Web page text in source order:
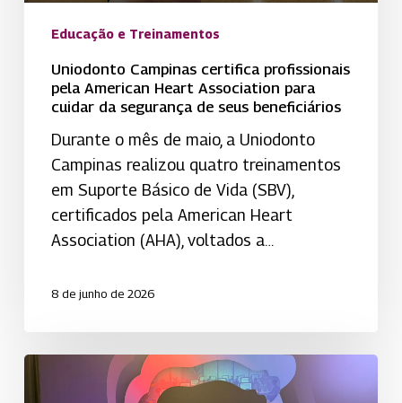
segurança
seus
beneficiários
Educação e Treinamentos
Uniodonto Campinas certifica profissionais
pela American Heart Association para
cuidar da segurança de seus beneficiários
Durante o mês de maio, a Uniodonto
Campinas realizou quatro treinamentos
em Suporte Básico de Vida (SBV),
certificados pela American Heart
Association (AHA), voltados a…
8 de junho de 2026
Presidente